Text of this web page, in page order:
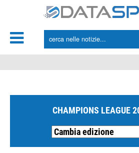
CHAMPIONS LEAGUE